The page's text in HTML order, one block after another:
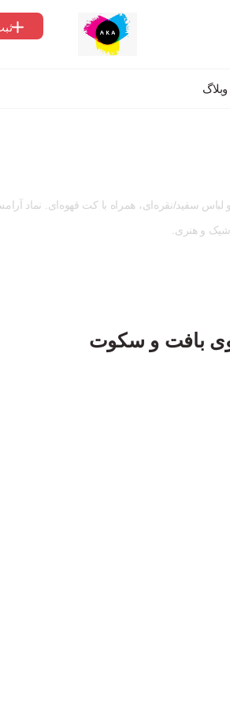
وبلاگ
لباس سفید/نقره‌ای، همراه با کت قهوه‌ای. نماد
و هنری.
بافت و سکوت